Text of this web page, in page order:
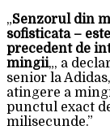
„Senzorul din
sofisticata –
precedent de
mingii„, a
senior la
atingere a
punctul exact
milisecunde.”